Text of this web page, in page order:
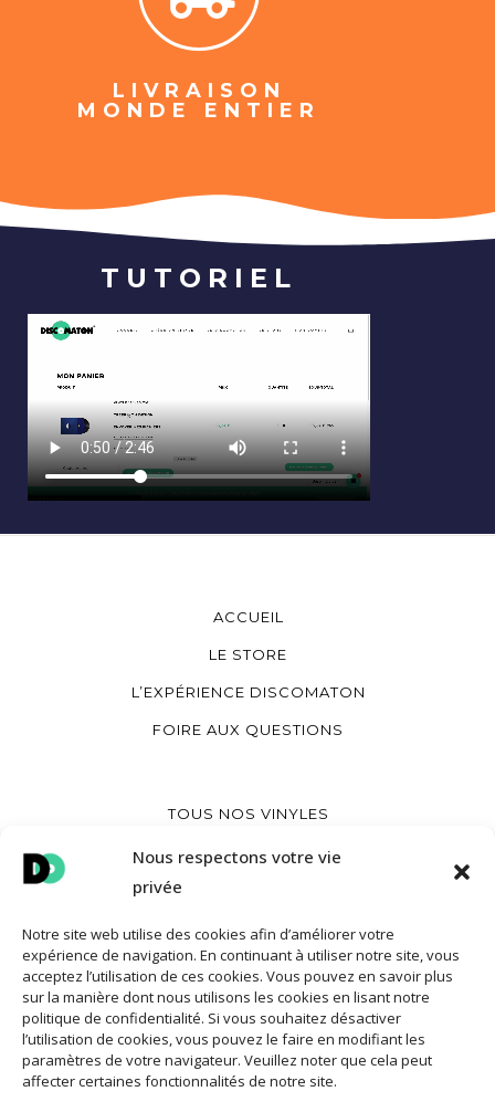
Nous respectons votre vie
privée
Notre site web utilise des cookies afin d’améliorer votre
expérience de navigation. En continuant à utiliser notre site, vous
acceptez l’utilisation de ces cookies. Vous pouvez en savoir plus
sur la manière dont nous utilisons les cookies en lisant notre
politique de confidentialité. Si vous souhaitez désactiver
l’utilisation de cookies, vous pouvez le faire en modifiant les
paramètres de votre navigateur. Veuillez noter que cela peut
affecter certaines fonctionnalités de notre site.
LIVRAISON
MONDE ENTIER
TUTORIEL
ACCUEIL
LE STORE
L’EXPÉRIENCE DISCOMATON
FOIRE AUX QUESTIONS
TOUS NOS VINYLES
CRÉER UN VINYLE IMPRIMÉ
CRÉER UN VINYLE COEUR
CRÉER UNE POCHETTE VINYLE
MON COMPTE
CONTACT
CONDITIONS GÉNÉRALES DE VENTE